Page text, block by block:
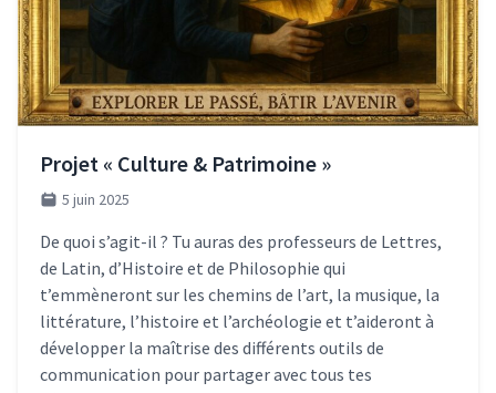
Projet « Culture & Patrimoine »
5 juin 2025
De quoi s’agit-il ? Tu auras des professeurs de Lettres,
de Latin, d’Histoire et de Philosophie qui
t’emmèneront sur les chemins de l’art, la musique, la
littérature, l’histoire et l’archéologie et t’aideront à
développer la maîtrise des différents outils de
communication pour partager avec tous tes